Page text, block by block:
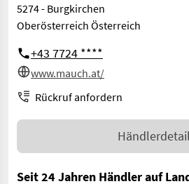
5274 - Burgkirchen
Oberösterreich Österreich
+43 7724 ****
www.mauch.at/
Rückruf anfordern
Seit 24 Jahren Händler auf